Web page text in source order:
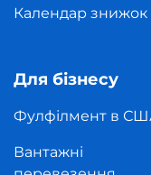
Календар знижок
Для бізнесу
Фулфілмент в
Вантажні